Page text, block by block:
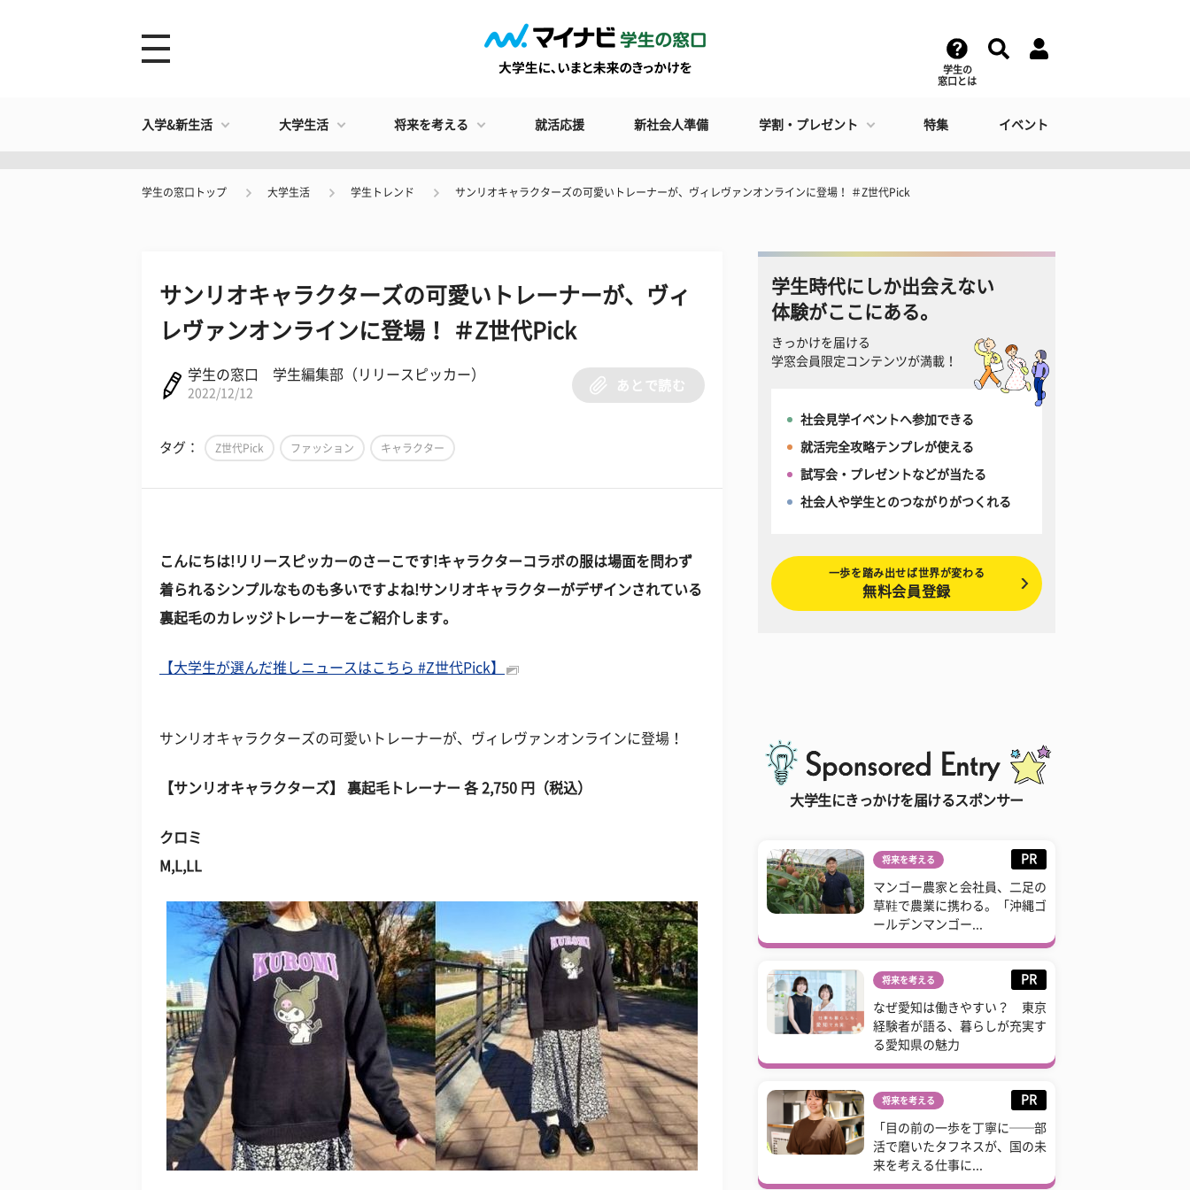
学生の
窓口とは
入学&新生活 大学生活 将来を考える 就活応援 新社会人準備 学割・プレゼント 特集 イベント
学生の窓口トップ 大学生活 学生トレンド サンリオキャラクターズの可愛いトレーナーが、ヴィレヴァンオンラインに登場！ ＃Z世代Pick
サンリオキャラクターズの可愛いトレーナーが、ヴィ
レヴァンオンラインに登場！ ＃Z世代Pick
学生の窓口 学生編集部（リリースピッカー）
2022/12/12
あとで読む
タグ： Z世代Pick ファッション キャラクター
こんにちは!リリースピッカーのさーこです!キャラクターコラボの服は場面を問わず
着られるシンプルなものも多いですよね!サンリオキャラクターがデザインされている
裏起毛のカレッジトレーナーをご紹介します。
【大学生が選んだ推しニュースはこちら #Z世代Pick】
サンリオキャラクターズの可愛いトレーナーが、ヴィレヴァンオンラインに登場！
【サンリオキャラクターズ】 裏起毛トレーナー 各 2,750 円（税込）
クロミ
M,L,LL
学生時代にしか出会えない
体験がここにある。
きっかけを届ける
学窓会員限定コンテンツが満載！
社会見学イベントへ参加できる
就活完全攻略テンプレが使える
試写会・プレゼントなどが当たる
社会人や学生とのつながりがつくれる
一歩を踏み出せば世界が変わる
無料会員登録
大学生にきっかけを届けるスポンサー
将来を考える PR
マンゴー農家と会社員、二足の
草鞋で農業に携わる。「沖縄ゴ
ールデンマンゴー...
将来を考える PR
なぜ愛知は働きやすい？ 東京
経験者が語る、暮らしが充実す
る愛知県の魅力
将来を考える PR
「目の前の一歩を丁寧に──部
活で磨いたタフネスが、国の未
来を考える仕事に...